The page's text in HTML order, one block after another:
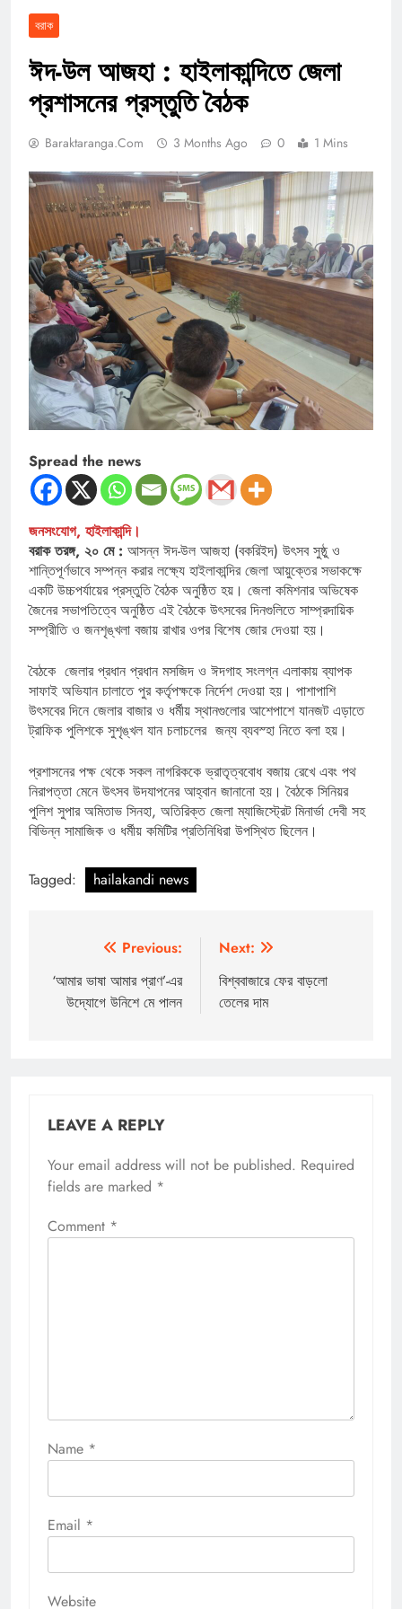
বরাক
ঈদ-উল আজহা : হাইলাকান্দিতে জেলা
প্রশাসনের প্রস্তুতি বৈঠক
Baraktaranga.com 3 Months Ago 0 1 Mins
Spread the news
জনসংযোগ, হাইলাকান্দি।
বরাক তরঙ্গ, ২০ মে : আসন্ন ঈদ-উল আজহা (বকরিইদ) উৎসব সুষ্ঠু ও
শান্তিপূর্ণভাবে সম্পন্ন করার লক্ষ্যে হাইলাকান্দির জেলা আয়ুক্তের সভাকক্ষে
একটি উচ্চপর্যায়ের প্রস্তুতি বৈঠক অনুষ্ঠিত হয়। জেলা কমিশনার অভিষেক
জৈনের সভাপতিত্বে অনুষ্ঠিত এই বৈঠকে উৎসবের দিনগুলিতে সাম্প্রদায়িক
সম্প্রীতি ও জনশৃঙ্খলা বজায় রাখার ওপর বিশেষ জোর দেওয়া হয়।
বৈঠকে জেলার প্রধান প্রধান মসজিদ ও ঈদগাহ সংলগ্ন এলাকায় ব্যাপক
সাফাই অভিযান চালাতে পুর কর্তৃপক্ষকে নির্দেশ দেওয়া হয়। পাশাপাশি
উৎসবের দিনে জেলার বাজার ও ধর্মীয় স্থানগুলোর আশেপাশে যানজট এড়াতে
ট্রাফিক পুলিশকে সুশৃঙ্খল যান চলাচলের জন্য ব্যবস্হা নিতে বলা হয়।
প্রশাসনের পক্ষ থেকে সকল নাগরিককে ভ্রাতৃত্ববোধ বজায় রেখে এবং পথ
নিরাপত্তা মেনে উৎসব উদযাপনের আহ্বান জানানো হয়। বৈঠকে সিনিয়র
পুলিশ সুপার অমিতাভ সিনহা, অতিরিক্ত জেলা ম্যাজিস্ট্রেট মিনার্ভা দেবী সহ
বিভিন্ন সামাজিক ও ধর্মীয় কমিটির প্রতিনিধিরা উপস্থিত ছিলেন।
Tagged: hailakandi news
navigation
Previous:
‘আমার ভাষা আমার প্রাণ’-এর
উদ্যোগে উনিশে মে পালন
Next:
বিশ্ববাজারে ফের বাড়লো
তেলের দাম
LEAVE A REPLY
Your email address will not be published. Required
fields are marked *
Comment *
Name *
Email *
Website